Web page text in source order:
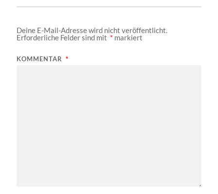
Deine E-Mail-Adresse wird nicht veröffentlicht.
Erforderliche Felder sind mit * markiert
KOMMENTAR *